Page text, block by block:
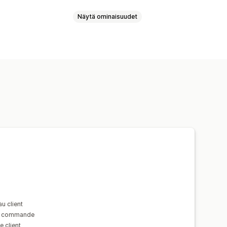
Näytä ominaisuudet
client
commande
client